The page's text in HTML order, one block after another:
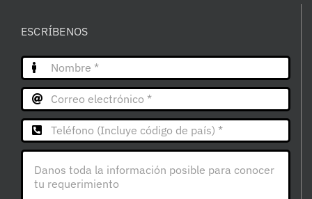
ESCRÍBENOS